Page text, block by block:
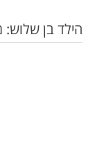
הילד בן שלוש: